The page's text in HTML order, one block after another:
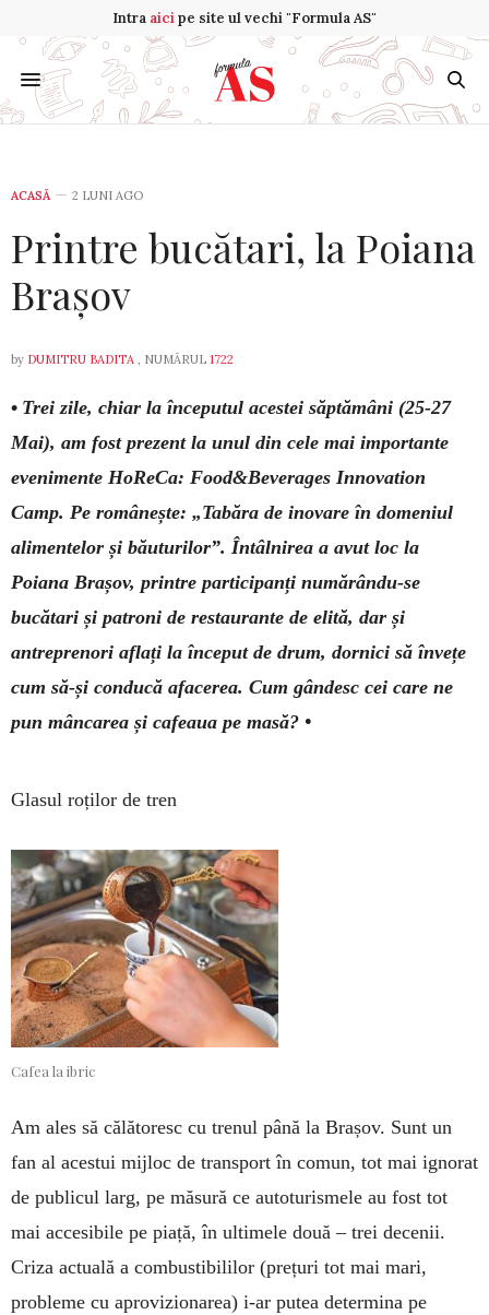
Intra aicipe site ul vechi "Formula AS"
ACASĂ 2 LUNI AGO
Printre bucătari, la Poiana
Brașov
by DUMITRU BADITA , NUMĂRUL 1722
• Trei zile, chiar la începutul acestei săptămâni (25-27
Mai), am fost prezent la unul din cele mai importante
evenimente HoReCa: Food&Beverages Innovation
Camp. Pe românește: „Tabăra de ino­vare în domeniul
alimentelor și băuturilor”. Întâlnirea a avut loc la
Poiana Brașov, printre participanți numărându-se
bucătari și patroni de restaurante de elită, dar și
antreprenori aflați la început de drum, dornici să învețe
cum să-și conducă afacerea. Cum gândesc cei care ne
pun mâncarea și cafeaua pe masă? •
Glasul roților de tren
Cafea la ibric
Am ales să călătoresc cu trenul până la Brașov. Sunt un
fan al acestui mijloc de transport în comun, tot mai ignorat
de publicul larg, pe măsură ce autoturismele au fost tot
mai accesibile pe piață, în ultimele două – trei decenii.
Criza actuală a combustibililor (prețuri tot mai mari,
probleme cu aprovizionarea) i-ar putea determina pe